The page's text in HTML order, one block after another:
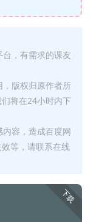
，有需求的课友
版权归原作者所
将在24小时内下
容，造成百度网
等，请联系在线
下载